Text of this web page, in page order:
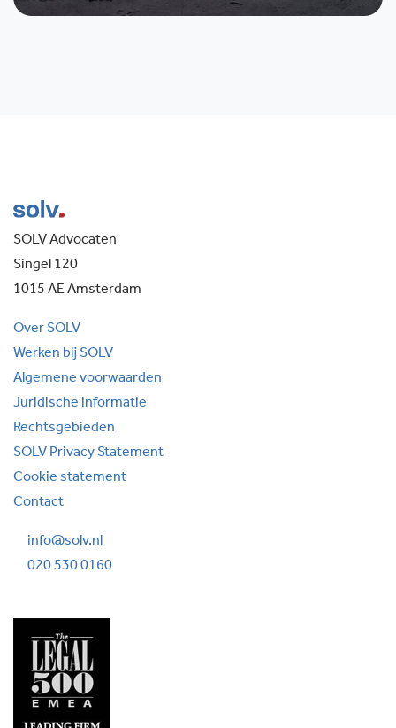
SOLV Advocaten
Singel 120
1015 AE Amsterdam
Over SOLV
Werken bij SOLV
Algemene voorwaarden
Juridische informatie
Rechtsgebieden
SOLV Privacy Statement
Cookie statement
Contact
info@solv.nl
020 530 0160